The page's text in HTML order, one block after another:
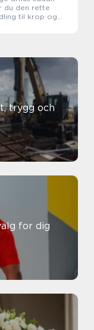
du den rette
til krop og
for dig